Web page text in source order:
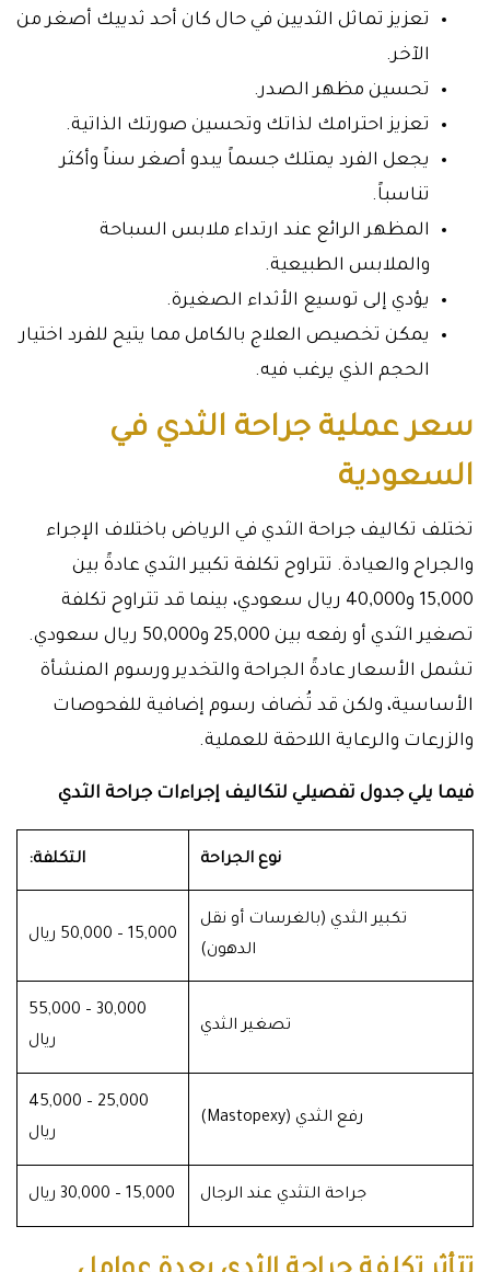
تعزيز تماثل الثديين في حال كان أحد ثدييك أصغر من
الآخر.
تحسين مظهر الصدر.
تعزيز احترامك لذاتك وتحسين صورتك الذاتية.
يجعل الفرد يمتلك جسماً يبدو أصغر سناً وأكثر
تناسباً.
المظهر الرائع عند ارتداء ملابس السباحة
والملابس الطبيعية.
يؤدي إلى توسيع الأثداء الصغيرة.
يمكن تخصيص العلاج بالكامل مما يتيح للفرد اختيار
الحجم الذي يرغب فيه.
سعر عملية جراحة الثدي في
السعودية
تختلف تكاليف جراحة الثدي في الرياض باختلاف الإجراء
والجراح والعيادة. تتراوح تكلفة تكبير الثدي عادةً بين
15,000 و40,000 ريال سعودي، بينما قد تتراوح تكلفة
تصغير الثدي أو رفعه بين 25,000 و50,000 ريال سعودي.
تشمل الأسعار عادةً الجراحة والتخدير ورسوم المنشأة
الأساسية، ولكن قد تُضاف رسوم إضافية للفحوصات
والزرعات والرعاية اللاحقة للعملية.
فيما يلي جدول تفصيلي لتكاليف إجراءات جراحة الثدي
نوع الجراحة التكلفة:
تكبير الثدي (بالغرسات أو نقل
الدهون)
15,000 – 50,000 ريال
تصغير الثدي
30,000 – 55,000
ريال
رفع الثدي (Mastopexy)
25,000 – 45,000
ريال
جراحة التثدي عند الرجال 15,000 – 30,000 ريال